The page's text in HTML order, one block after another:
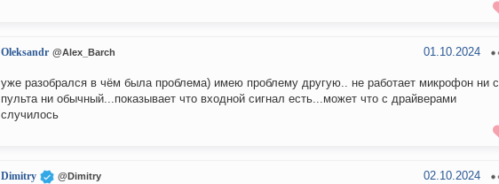
Oleksandr @Alex_Barch 01.10.2024
уже разобрался в чём была проблема) имею проблему другую.. не работает микрофон ни с
пульта ни обычный...показывает что входной сигнал есть...может что с драйверами
случилось
Dimitry @Dimitry 02.10.2024